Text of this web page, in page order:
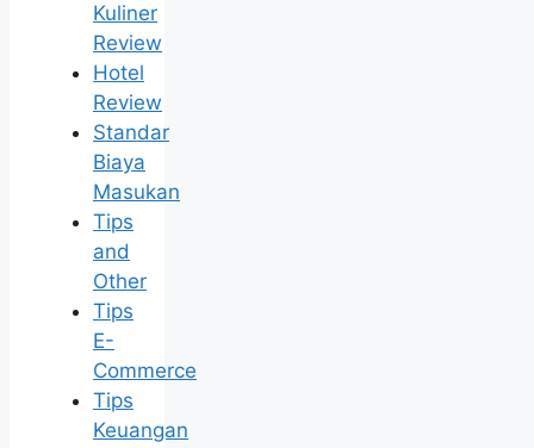
Kuliner
Review
Hotel
Review
Standar
Biaya
Masukan
Tips
and
Other
Tips
E-
Commerce
Tips
Keuangan